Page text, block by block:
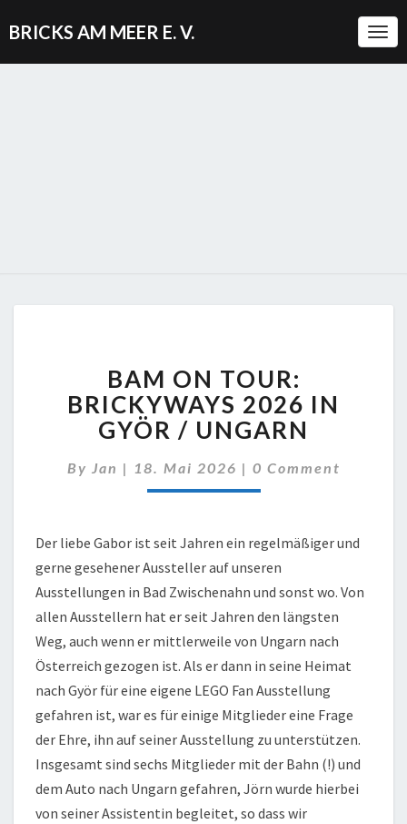
BRICKS AM MEER E. V.
ON
TOUR:
BRICKYWAYS
2026
GYÖR
/
BAM ON TOUR:
BRICKYWAYS 2026 IN
GYÖR / UNGARN
By Jan | 18. Mai 2026 | Comments
0 Comment
Der liebe Gabor ist seit Jahren ein regelmäßiger und
gerne gesehener Aussteller auf unseren
Ausstellungen in Bad Zwischenahn und sonst wo. Von
allen Ausstellern hat er seit Jahren den längsten
Weg, auch wenn er mittlerweile von Ungarn nach
Österreich gezogen ist. Als er dann in seine Heimat
nach Györ für eine eigene LEGO Fan Ausstellung
gefahren ist, war es für einige Mitglieder eine Frage
der Ehre, ihn auf seiner Ausstellung zu unterstützen.
Insgesamt sind sechs Mitglieder mit der Bahn (!) und
dem Auto nach Ungarn gefahren, Jörn wurde hierbei
von seiner Assistentin begleitet, so dass wir